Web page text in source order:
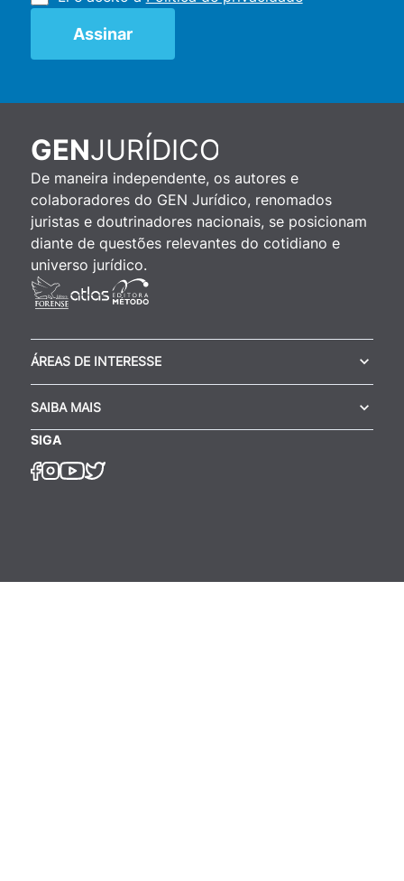
GENJURÍDICO
De maneira independente, os autores e
colaboradores do GEN Jurídico, renomados
juristas e doutrinadores nacionais, se posicionam
diante de questões relevantes do cotidiano e
universo jurídico.
ÁREAS DE INTERESSE
SAIBA MAIS
SIGA